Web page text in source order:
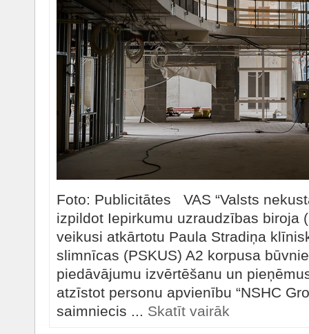
Foto: Publicitātes VAS “Valsts
izpildot Iepirkumu uzraudzības biroja
veikusi atkārtotu Paula Stradiņa
slimnīcas (PSKUS) A2 korpusa
piedāvājumu izvērtēšanu un
atzīstot personu apvienību “NSHC
saimniecis ... Skatīt vairāk